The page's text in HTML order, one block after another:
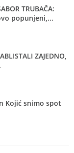
TRUBAČA:
popunjeni,...
ZAJEDNO,
Kojić snimo spot